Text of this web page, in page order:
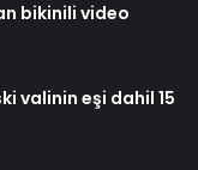
bikinili video
valinin eşi dahil 15